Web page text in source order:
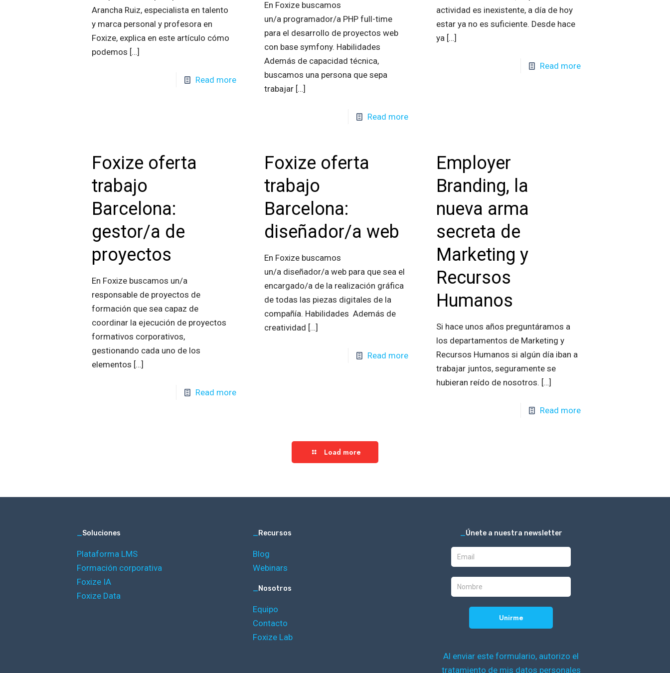
Arancha Ruiz, especialista en talento
y marca personal y profesora en
Foxize, explica en este artículo cómo
podemos […]
Read more
En Foxize buscamos
un/a programador/a PHP full-time
para el desarrollo de proyectos web
con base symfony. Habilidades
Además de capacidad técnica,
buscamos una persona que sepa
trabajar[…]
Read more
actividad es inexistente, a día de hoy
estar ya no es suficiente. Desde hace
ya[…]
Read more
Foxize oferta
trabajo
Barcelona:
gestor/a de
proyectos
En Foxize buscamos un/a
responsable de proyectos de
formación que sea capaz de
coordinar la ejecución de proyectos
formativos corporativos,
gestionando cada uno de los
elementos […]
Read more
Foxize oferta
trabajo
Barcelona:
diseñador/a web
En Foxize buscamos
un/a diseñador/a web para que sea el
encargado/a de la realización gráfica
de todas las piezas digitales de la
compañía. Habilidades Además de
creatividad […]
Read more
Employer
Branding, la
nueva arma
secreta de
Marketing y
Recursos
Humanos
Si hace unos años preguntáramos a
los departamentos de Marketing y
Recursos Humanos si algún día iban a
trabajar juntos, seguramente se
hubieran reído de nosotros. […]
Read more
Load more
_Soluciones
Plataforma LMS
Formación corporativa
Foxize IA
Foxize Data
_Recursos
Blog
Webinars
_Nosotros
Equipo
Contacto
Foxize Lab
_Únete a nuestra newsletter
Al enviar este formulario, autorizo el
tratamiento de mis datos personales